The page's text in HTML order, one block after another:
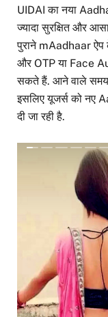
UIDAI का नया
ज्यादा सुरक्षित और
पुराने mAadhaar ऐप
और OTP या Face
सकते हैं. आने वाले समय
इसलिए यूजर्स को नए
दी जा रही है.